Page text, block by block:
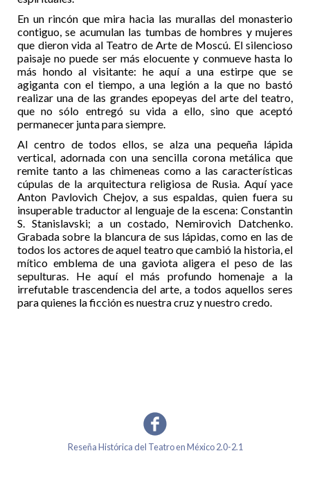
En un rincón que mira hacia las murallas del monasterio
contiguo, se acumulan las tumbas de hombres y mujeres
que dieron vida al Teatro de Arte de Moscú. El silencioso
paisaje no puede ser más elocuente y conmueve hasta lo
más hondo al visitante: he aquí a una estirpe que se
agiganta con el tiempo, a una legión a la que no bastó
realizar una de las grandes epopeyas del arte del teatro,
que no sólo entregó su vida a ello, sino que aceptó
permanecer junta para siempre.
Al centro de todos ellos, se alza una pequeña lápida
vertical, adornada con una sencilla corona metálica que
remite tanto a las chimeneas como a las características
cúpulas de la arquitectura religiosa de Rusia. Aquí yace
Anton Pavlovich Chejov, a sus espaldas, quien fuera su
insuperable traductor al lenguaje de la escena: Constantin
S. Stanislavski; a un costado, Nemirovich Datchenko.
Grabada sobre la blancura de sus lápidas, como en las de
todos los actores de aquel teatro que cambió la historia, el
mítico emblema de una gaviota aligera el peso de las
sepulturas. He aquí el más profundo homenaje a la
irrefutable trascendencia del arte, a todos aquellos seres
para quienes la ficción es nuestra cruz y nuestro credo.
Reseña Histórica del Teatro en México 2.0-2.1